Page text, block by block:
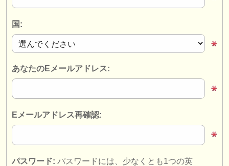
盗まれた楽器
オーケストラ
音楽学校
ユース オーケストラ
国:
あなたのEメールアドレス:
Eメールアドレス再確認:
パスワード: パスワードには、少なくとも1つの英